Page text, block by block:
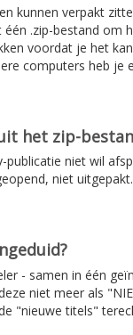
kunnen verpakt
.zip-bestand om
voordat je het
computers heb je
het zip-
niet wil
niet
- samen in één
niet meer als
"nieuwe titels"